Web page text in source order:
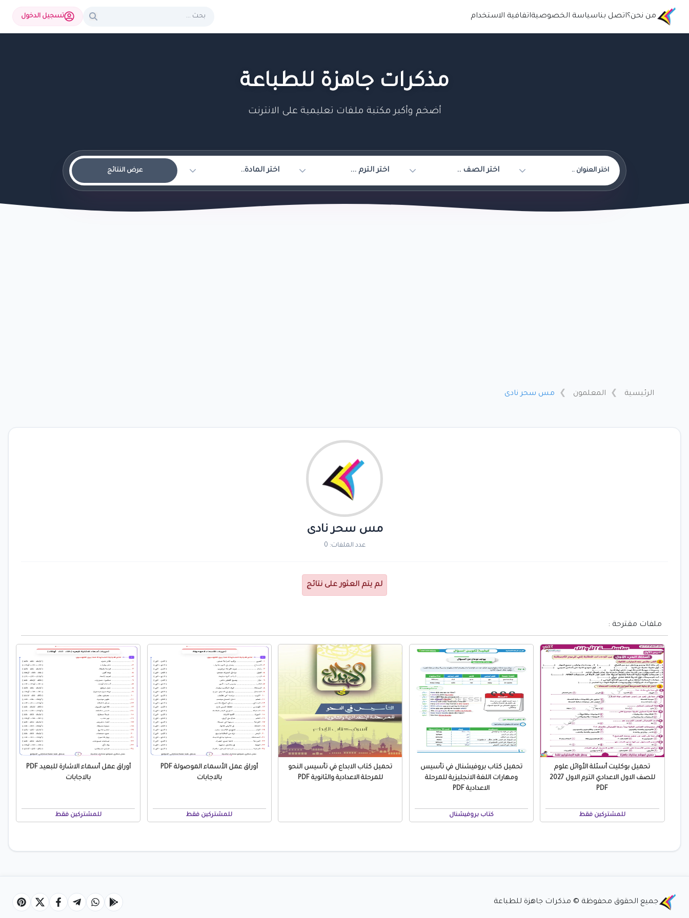
من نحن؟اتصل بناسياسة الخصوصيةاتفافية الاستخدام تسجيل الدخول
مذكرات جاهزة للطباعة
أضخم وأكبر مكتبة ملفات تعليمية على الانترنت
عرض النتائج
الرئيسية المعلمون مس سحر نادى
مس سحر نادى
عدد الملفات: 0
لم يتم العثور على نتائج
ملفات مقترحة :
تحميل بوكليت أسئلة الأوائل علوم
للصف الاول الاعدادي الترم الاول 2027
PDF
للمشتركين فقط
تحميل كتاب بروفيشنال في تأسيس
ومهارات اللغة الانجليزية للمرحلة
الاعدادية PDF
كتاب بروفيشنال
تحميل كتاب الابداع في تأسيس النحو
للمرحلة الاعدادية والثانوية PDF
أوراق عمل الأسماء الموصولة PDF
بالاجابات
للمشتركين فقط
أوراق عمل أسماء الاشارة للبعيد PDF
بالاجابات
للمشتركين فقط
جميع الحقوق محفوظة © مذكرات جاهزة للطباعة